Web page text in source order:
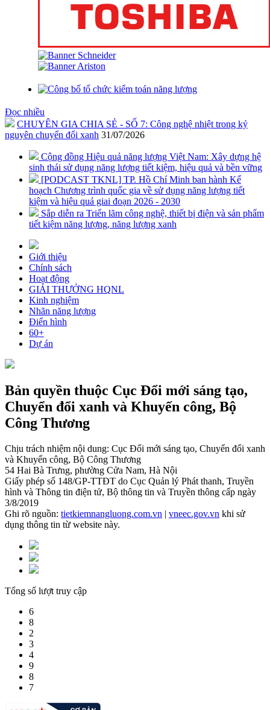
Đọc nhiều
CHUYÊN GIA CHIA SẺ - SỐ 7: Công nghệ nhiệt trong kỷ
nguyên chuyển đổi xanh 31/07/2026
Cộng đồng Hiệu quả năng lượng Việt Nam: Xây dựng hệ
sinh thái sử dụng năng lượng tiết kiệm, hiệu quả và bền vững
[PODCAST TKNL] TP. Hồ Chí Minh ban hành Kế
hoạch Chương trình quốc gia về sử dụng năng lượng tiết
kiệm và hiệu quả giai đoạn 2026 - 2030
Sắp diễn ra Triển lãm công nghệ, thiết bị điện và sản phẩm
tiết kiệm năng lượng, năng lượng xanh
Giới thiệu
Chính sách
Hoạt động
GIẢI THƯỞNG HQNL
Kinh nghiệm
Nhãn năng lượng
Điển hình
60+
Dự án
Bản quyền thuộc Cục Đổi mới sáng tạo,
Chuyển đổi xanh và Khuyến công, Bộ
Công Thương
Chịu trách nhiệm nội dung: Cục Đổi mới sáng tạo, Chuyển đổi xanh
và Khuyến công, Bộ Công Thương
54 Hai Bà Trưng, phường Cửa Nam, Hà Nội
Giấy phép số 148/GP-TTĐT do Cục Quản lý Phát thanh, Truyền
hình và Thông tin điện tử, Bộ thông tin và Truyền thông cấp ngày
3/8/2019
Ghi rõ nguồn: tietkiemnangluong.com.vn | vneec.gov.vn khi sử
dụng thông tin từ website này.
Tổng số lượt truy cập
6
8
2
3
4
9
8
7